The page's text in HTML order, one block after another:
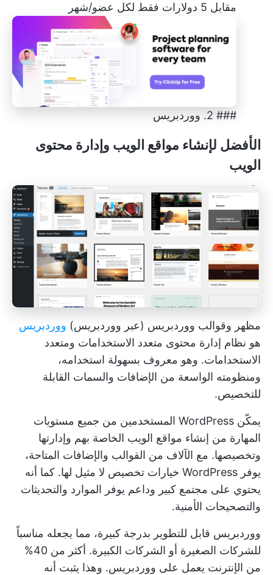
مقابل 5 دولارات فقط لكل عضو/شهر
### 2. ووردبريس
الأفضل لإنشاء مواقع الويب وإدارة محتوى
الويب
مظهر وقوالب ووردبريس (عبر ووردبريس) ووردبريس
هو نظام إدارة محتوى متعدد الاستخدامات ومتعدد
الاستخدامات. وهو معروف بسهولة استخدامه،
ومنظومته الواسعة من الإضافات والسمات القابلة
للتخصيص.
يمكّن WordPress المستخدمين من جميع مستويات
المهارة من إنشاء مواقع الويب الخاصة بهم وإدارتها
وتخصيصها. مع الآلاف من القوالب والإضافات المتاحة،
يوفر WordPress خيارات تخصيص لا مثيل لها. كما أنه
يحتوي على مجتمع كبير وداعم يوفر الموارد والتحديثات
والتصحيحات الأمنية.
ووردبريس قابل للتطوير بدرجة كبيرة، مما يجعله مناسباً
للشركات الصغيرة أو الشركات الكبيرة. أكثر من 40%
من الإنترنت يعمل على ووردبريس. وهذا يثبت أنه